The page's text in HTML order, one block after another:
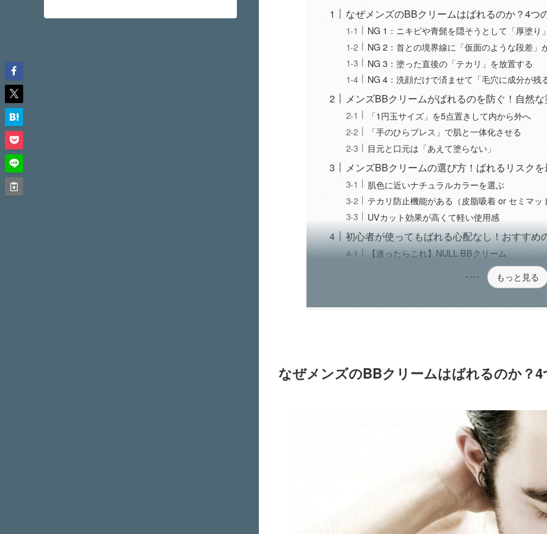
なぜメンズのBBクリームはばれるのか？4つ
NG 1：ニキビや青髭を隠そうとして「厚塗り
NG 2：首との境界線に「仮面のような段差」
NG 3：塗った直後の「テカリ」を放置する
NG 4：洗顔だけで済ませて「毛穴に成分が残
メンズBBクリームがばれるのを防ぐ！自然
「1円玉サイズ」を5点置きして内から外へ
「手のひらプレス」で肌と一体化させる
目元と口元は「あえて塗らない」
メンズBBクリームの選び方！ばれるリスク
肌色に近いナチュラルカラーを選ぶ
テカリ防止機能がある（皮脂吸着 or セミマッ
UVカット効果が高くて軽い使用感
初心者が使ってもばれる心配なし！おすすめ
【迷ったらこれ】NULL BBクリーム
もっと見る
なぜメンズのBBクリームはばれるのか？